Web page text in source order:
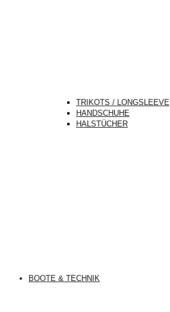
TRIKOTS / LONGSLEEVE
HANDSCHUHE
HALSTÜCHER
BOOTE & TECHNIK